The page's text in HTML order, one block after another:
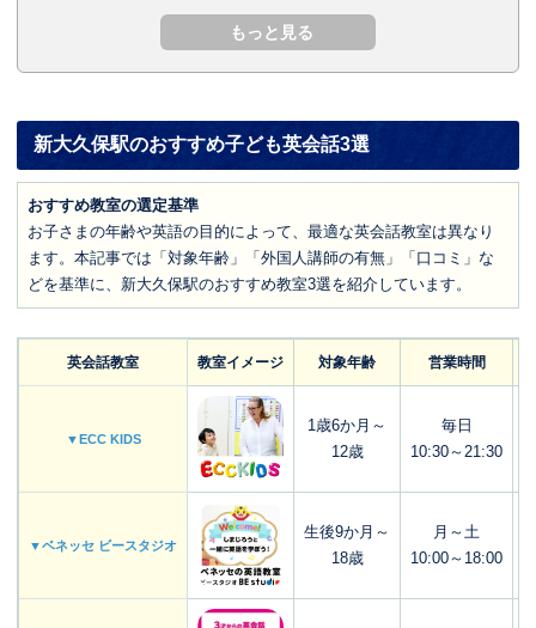
新大久保駅のおすすめ子ども英会話3選
おすすめ教室の選定基準
お子さまの年齢や英語の目的によって、最適な英会話教室は異なり
ます。本記事では「対象年齢」「外国人講師の有無」「口コミ」な
どを基準に、新大久保駅のおすすめ教室3選を紹介しています。
英会話教室 教室イメージ 対象年齢 営業時間
▼ECC KIDS
1歳6か月～
12歳
毎日
10:30～21:30
▼ベネッセ ビースタジオ
生後9か月～
18歳
月～土
10:00～18:00